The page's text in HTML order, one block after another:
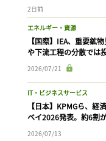
2日前
エネルギー・資源
【国際】IEA、重要鉱
や下流工程の分散では
2026/07/21
IT・ビジネスサービス
【日本】KPMGら、経
ベイ2026発表。約6割
2026/07/13